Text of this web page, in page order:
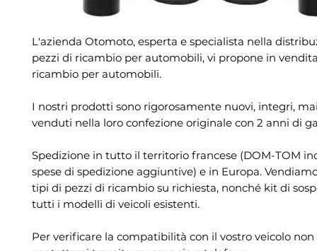
L'azienda Otomoto, esperta e specialista nella
pezzi di ricambio per automobili, vi propone in
ricambio per automobili.
I nostri prodotti sono rigorosamente nuovi, integri,
venduti nella loro confezione originale con 2 anni di
Spedizione in tutto il territorio francese (DOM-TOM
spese di spedizione aggiuntive) e in Europa.
tipi di pezzi di ricambio su richiesta, nonché kit di
tutti i modelli di veicoli esistenti.
Per verificare la compatibilità con il vostro veicolo non